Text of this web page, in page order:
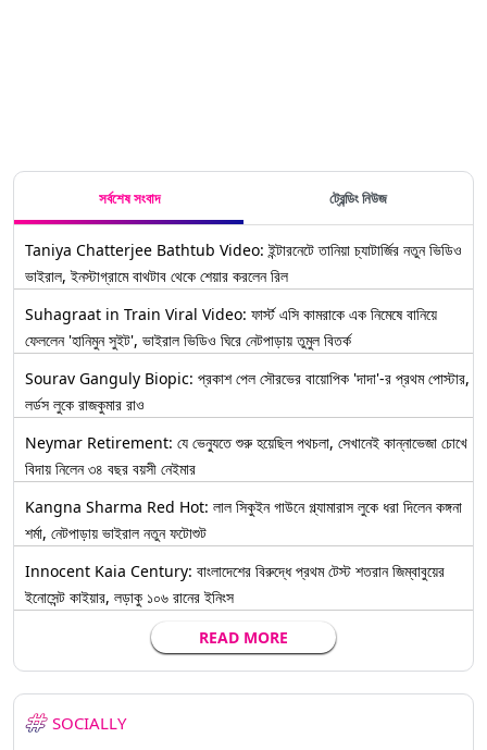
টুইটারে
সর্বশেষ সংবাদ ট্রেন্ডিং নিউজ
Taniya Chatterjee Bathtub Video: ইন্টারনেটে তানিয়া চ্যাটার্জির নতুন ভিডিও
ভাইরাল, ইনস্টাগ্রামে বাথটাব থেকে শেয়ার করলেন রিল
Suhagraat in Train Viral Video: ফার্স্ট এসি কামরাকে এক নিমেষে বানিয়ে
ফেললেন 'হানিমুন সুইট', ভাইরাল ভিডিও ঘিরে নেটপাড়ায় তুমুল বিতর্ক
Sourav Ganguly Biopic: প্রকাশ পেল সৌরভের বায়োপিক 'দাদা'-র প্রথম পোস্টার,
লর্ডস লুকে রাজকুমার রাও
Neymar Retirement: যে ভেন্যুতে শুরু হয়েছিল পথচলা, সেখানেই কান্নাভেজা চোখে
বিদায় নিলেন ৩৪ বছর বয়সী নেইমার
Kangna Sharma Red Hot: লাল সিকুইন গাউনে গ্ল্যামারাস লুকে ধরা দিলেন কঙ্গনা
শর্মা, নেটপাড়ায় ভাইরাল নতুন ফটোশুট
Innocent Kaia Century: বাংলাদেশের বিরুদ্ধে প্রথম টেস্ট শতরান জিম্বাবুয়ের
ইনোসেন্ট কাইয়ার, লড়াকু ১০৬ রানের ইনিংস
READ MORE
SOCIALLY